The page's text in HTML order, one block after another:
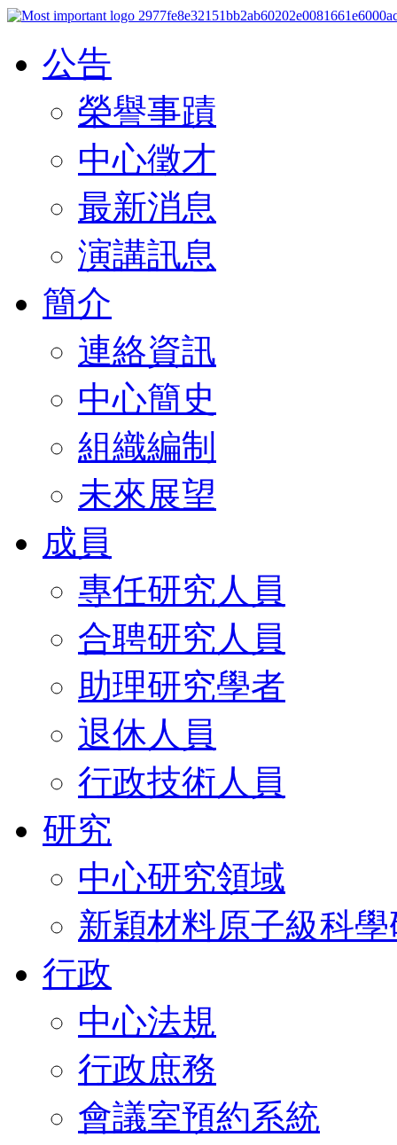
公告
榮譽事蹟
中心徵才
最新消息
演講訊息
簡介
連絡資訊
中心簡史
組織編制
未來展望
成員
專任研究人員
合聘研究人員
助理研究學者
退休人員
行政技術人員
研究
中心研究領域
新穎材料原子級科
行政
中心法規
行政庶務
會議室預約系統